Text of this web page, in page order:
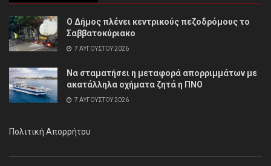
Ο Δήμος πλένει κεντρικούς πεζοδρόμους το
Σαββατοκύριακο
7 ΑΥΓΟΎΣΤΟΥ 2026
Να σταματήσει η μεταφορά απορριμμάτων με
ακατάλληλα οχήματα ζητά η ΠΝΟ
7 ΑΥΓΟΎΣΤΟΥ 2026
Πολιτική Απορρήτου